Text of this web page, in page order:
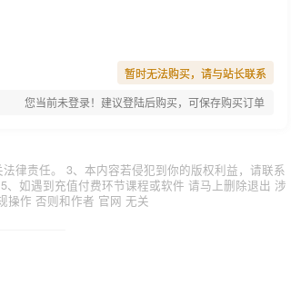
暂时无法购买，请与站长联系
您当前未登录！建议登陆后购买，可保存购买订单
律责任。 3、本内容若侵犯到你的版权利益，请联系
如遇到充值付费环节课程或软件 请马上删除退出 涉
操作 否则和作者 官网 无关